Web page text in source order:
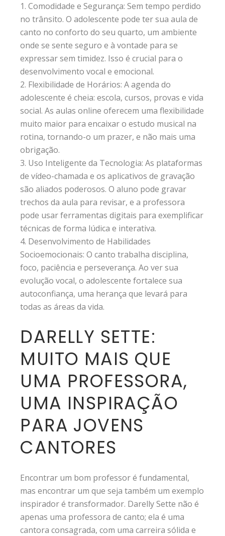
Comodidade e Segurança: Sem tempo perdido
no trânsito. O adolescente pode ter sua aula de
canto no conforto do seu quarto, um ambiente
onde se sente seguro e à vontade para se
expressar sem timidez. Isso é crucial para o
desenvolvimento vocal e emocional.
Flexibilidade de Horários: A agenda do
adolescente é cheia: escola, cursos, provas e vida
social. As aulas online oferecem uma flexibilidade
muito maior para encaixar o estudo musical na
rotina, tornando-o um prazer, e não mais uma
obrigação.
Uso Inteligente da Tecnologia: As plataformas
de vídeo-chamada e os aplicativos de gravação
são aliados poderosos. O aluno pode gravar
trechos da aula para revisar, e a professora
pode usar ferramentas digitais para exemplificar
técnicas de forma lúdica e interativa.
Desenvolvimento de Habilidades
Socioemocionais: O canto trabalha disciplina,
foco, paciência e perseverança. Ao ver sua
evolução vocal, o adolescente fortalece sua
autoconfiança, uma herança que levará para
todas as áreas da vida.
DARELLY SETTE:
MUITO MAIS QUE
UMA PROFESSORA,
UMA INSPIRAÇÃO
PARA JOVENS
CANTORES
Encontrar um bom professor é fundamental,
mas encontrar um que seja também um exemplo
inspirador é transformador. Darelly Sette não é
apenas uma professora de canto; ela é uma
cantora consagrada, com uma carreira sólida e